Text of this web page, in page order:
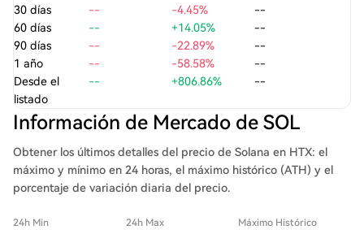
30 días
-- -4.45%
--
60 días
-- +14.05%
--
90 días
-- -22.89%
--
1 año
-- -58.58%
--
Desde el
listado
-- +806.86% --
Información de Mercado de SOL
Obtener los últimos detalles del precio de Solana en HTX: el
máximo y mínimo en 24 horas, el máximo histórico (ATH) y el
porcentaje de variación diaria del precio.
24h Min 24h Max Máximo Histórico